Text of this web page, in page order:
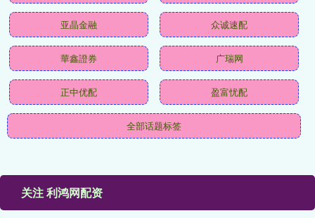
亚晶金融 众诚速配
華鑫證券 广瑞网
正中优配 盈富忧配
全部话题标签
关注 利鸿网配资